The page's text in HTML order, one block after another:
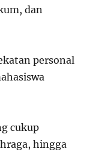
dan
personal
cukup
hingga